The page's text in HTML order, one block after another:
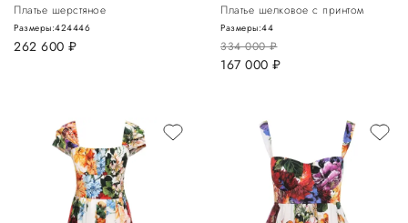
Платье шерстяное
262 600 руб.
Размеры:424446
Платье шелковое с принтом
334 000руб.
167 000 руб.
Размеры:44